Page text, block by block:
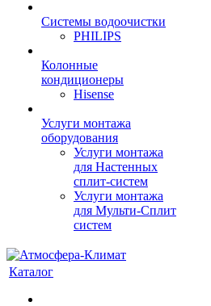
Системы водоочистки
PHILIPS
Колонные
кондиционеры
Hisense
Услуги монтажа
оборудования
Услуги монтажа
для Настенных
сплит-систем
Услуги монтажа
для Мульти-Сплит
систем
Каталог